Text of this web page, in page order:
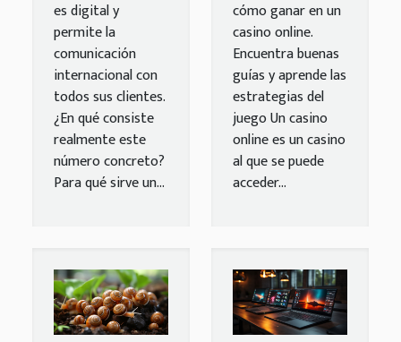
es digital y
permite la
comunicación
internacional con
todos sus clientes.
¿En qué consiste
realmente este
número concreto?
Para qué sirve un...
cómo ganar en un
casino online.
Encuentra buenas
guías y aprende las
estrategias del
juego Un casino
online es un casino
al que se puede
acceder...